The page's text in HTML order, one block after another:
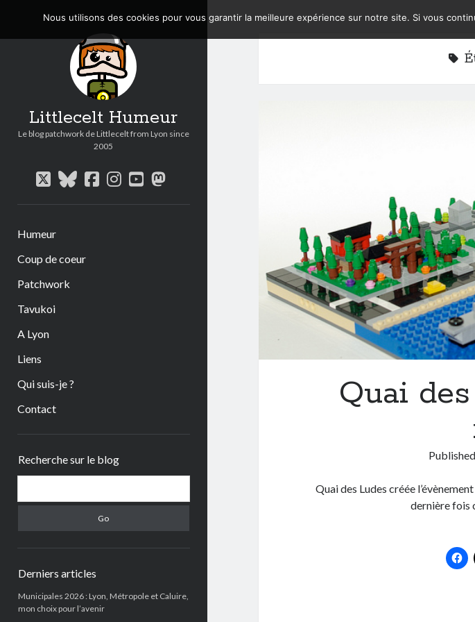
Littlecelt Humeur
Le blog patchwork de Littlecelt from Lyon since
2005
twitterbluesky
facebook
instagram
youtube
mastodon
Humeur
Coup de coeur
Patchwork
Tavukoi
A Lyon
Liens
Qui suis-je ?
Contact
Recherche sur le blog
Derniers articles
Municipales 2026 : Lyon, Métropole et Caluire,
mon choix pour l’avenir
Quai
Quai des Ludes créée
dernière fois
Nous utilisons des cookies pour vous garantir la meilleure expérience sur notre site. Si vous